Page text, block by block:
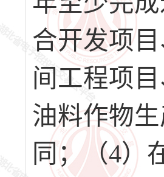
合开发项
间工程项
油料作物
同；（4）